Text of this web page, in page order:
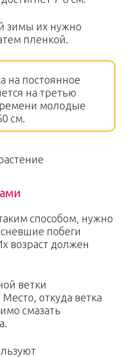
зимы их нужно
пленкой.
на постоянное
на третью
молодые
см.
способом, нужно
побеги
возраст должен
ветки
откуда ветка
смазать